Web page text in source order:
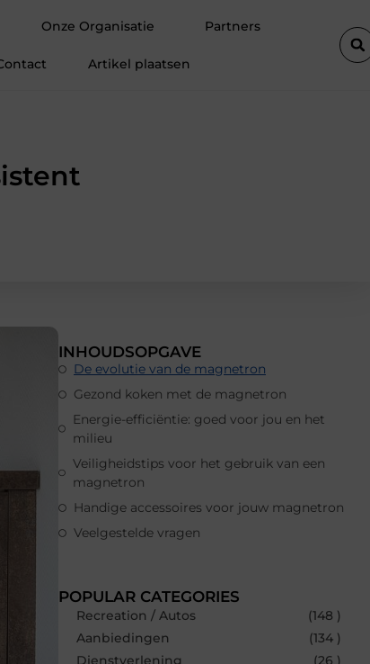
Onze Organisatie Partners
Artikel plaatsen
INHOUDSOPGAVE
De evolutie van de magnetron
Gezond koken met de magnetron
Energie-efficiëntie: goed voor jou en het
milieu
Veiligheidstips voor het gebruik van een
magnetron
Handige accessoires voor jouw magnetron
Veelgestelde vragen
POPULAR CATEGORIES
Recreation / Autos
(148 )
Aanbiedingen
(134 )
Dienstverlening
(26 )